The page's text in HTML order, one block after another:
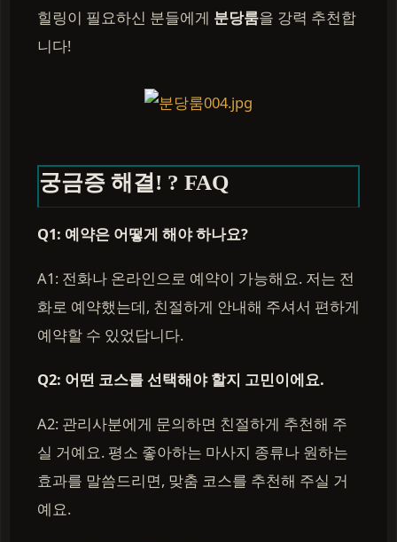
힐링이 필요하신 분들에게 분당룸을 강력 추천합
니다!
궁금증 해결! ? FAQ
Q1: 예약은 어떻게 해야 하나요?
A1: 전화나 온라인으로 예약이 가능해요. 저는 전
화로 예약했는데, 친절하게 안내해 주셔서 편하게
예약할 수 있었답니다.
Q2: 어떤 코스를 선택해야 할지 고민이에요.
A2: 관리사분에게 문의하면 친절하게 추천해 주
실 거예요. 평소 좋아하는 마사지 종류나 원하는
효과를 말씀드리면, 맞춤 코스를 추천해 주실 거
예요.